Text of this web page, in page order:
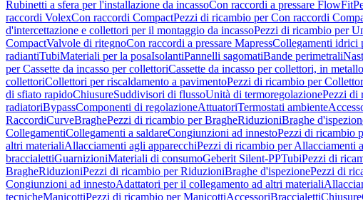
Rubinetti a sfera per l'installazione da incassoCon raccordi a pressare FlowFit
raccordi VolexCon raccordi CompactPezzi di ricambio per Con raccordi
d'intercettazione e collettori per il montaggio da incassoPezzi di ricambio per
CompactValvole di ritegnoCon raccordi a pressare MapressCollegamenti idrici
radiantiTubiMateriali per la posaIsolantiPannelli sagomatiBande perimetrali
per Cassette da incasso per collettoriCassette da incasso per collettori, in metallo
collettoriCollettori per riscaldamento a pavimentoPezzi di ricambio per
di sfiato rapidoChiusureSuddivisori di flussoUnità di termoregolazionePezzi di
radiatoriBypassComponenti di regolazioneAttuatoriTermostati ambiente
RaccordiCurveBraghePezzi di ricambio per BragheRiduzioniBraghe
CollegamentiCollegamenti a saldareCongiunzioni ad innestoPezzi di ricambio
altri materialiAllacciamenti agli apparecchiPezzi di ricambio per Allacciamenti
braccialettiGuarnizioniMateriali di consumoGeberit Silent-PPTubiPezzi di
BragheRiduzioniPezzi di ricambio per RiduzioniBraghe d'ispezionePezzi di
Congiunzioni ad innestoAdattatori per il collegamento ad altri materiali
tecnicheManicottiPezzi di ricambio per ManicottiAccessoriBraccialettiChiusure